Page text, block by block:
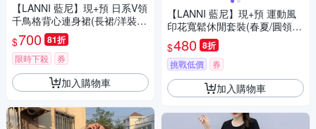
【LANNI 藍尼】現+預 日系V領
千鳥格背心連身裙(長裙/洋裝/
毛呢)
$700 81折
限時下殺 券
加入購物車
【LANNI 藍尼】現+預 運動風
印花寬鬆休閒套裝(春夏/圓領短
袖T恤/休閒短褲/運動套裝/版型
偏小)
$480 8折
挑戰低價 券
加入購物車